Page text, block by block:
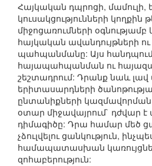
Հայկական դպրոցի, մամուլի,
կուսակցությունների կողքին
միջոցառումների
հայկական ավանդույթների ու
պահպանմանը: Այս
հայապահպանման ու
շեշտադրում: Դրանք նաև լավ
երիտասարդների
ընտանիքների
օտար միջավայրում` դժվար
դիմագիծը: Դրա համար մեծ
չձուլվելու ցանկություն,
համապատասխան
զոհաբերություն: